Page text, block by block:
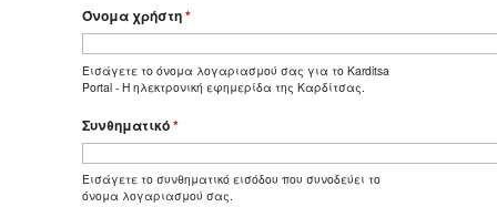
Όνομα χρήστη*
Εισάγετε το όνομα λογαριασμού σας για το Karditsa
Portal - Η ηλεκτρονική εφημερίδα της Καρδίτσας.
Συνθηματικό*
Εισάγετε το συνθηματικό εισόδου που συνοδεύει το
όνομα λογαριασμού σας.